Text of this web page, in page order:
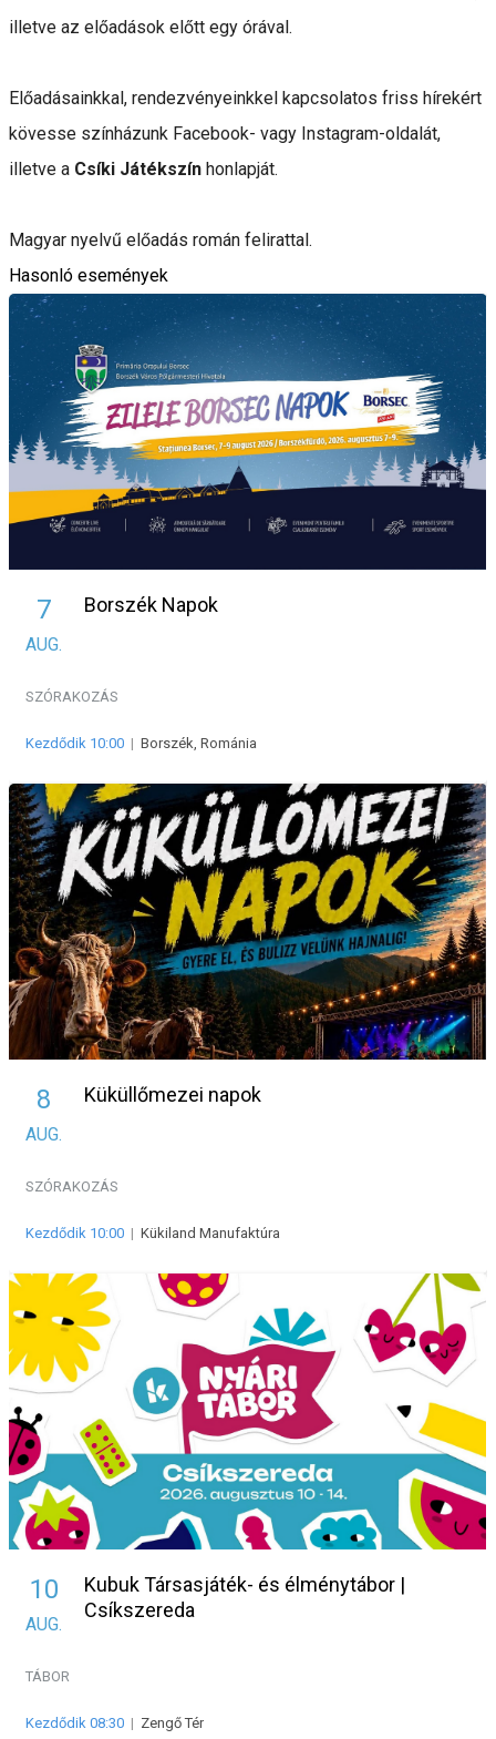
illetve az előadások előtt egy órával.
Előadásainkkal, rendezvényeinkkel kapcsolatos friss hírekért
kövesse színházunk Facebook- vagy Instagram-oldalát,
illetve a Csíki Játékszín honlapját.
Magyar nyelvű előadás román felirattal.
Hasonló események
7
AUG.
Borszék Napok
SZÓRAKOZÁS
Kezdődik 10:00 | Borszék, Románia
8
AUG.
Küküllőmezei napok
SZÓRAKOZÁS
Kezdődik 10:00 | Kükiland Manufaktúra
10
AUG.
Kubuk Társasjáték- és élménytábor |
Csíkszereda
TÁBOR
Kezdődik 08:30 | Zengő Tér